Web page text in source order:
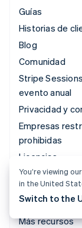
Guías
Historias de
Blog
Comunidad
Stripe
evento anual
Privacidad y
Empresas
prohibidas
Licencias
Mapa del sitio
Configuración
cookies
Más recursos
You’re viewing
in the United
Switch to the